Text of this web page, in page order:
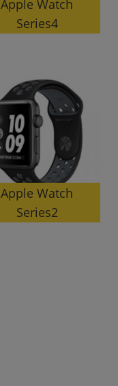
Apple Watch
Series4
Apple Watch
Series2